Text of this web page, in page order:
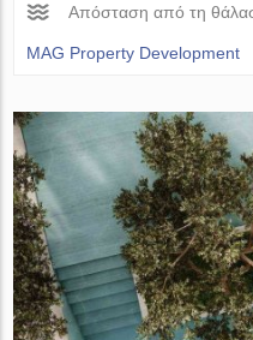
Απόσταση από τη
MAG Property Development